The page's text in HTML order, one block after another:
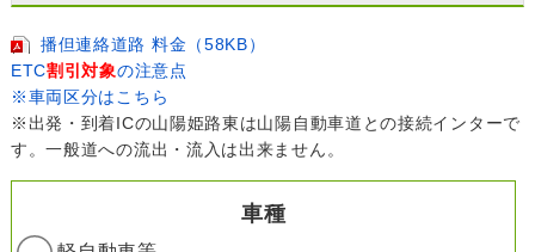
播但連絡道路 料金（58KB）
ETC割引対象の注意点
※車両区分はこちら
※出発・到着ICの山陽姫路東は山陽自動車道との接続インターで
す。一般道への流出・流入は出来ません。
車種